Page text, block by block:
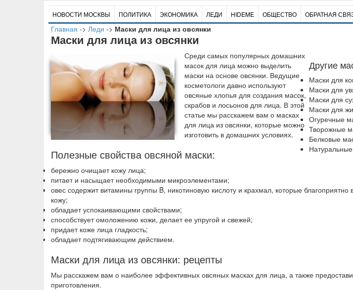
НОВОСТИ МОСКВЫ ПОЛИТИКА ЭКОНОМИКА ЛЕДИ HIDEME ОБЩЕСТВО ОБРАТНАЯ
Главная -> Леди -> Маски для лица из овсянки
Маски для лица из овсянки
Другие
Маски для
Маски для
Маски для
Маски для
Огуречные
Творожные
Белковые
Среди самых популярных домашних
масок для лица можно выделить
маски на основе овсянки. Ведущие
косметологи давно используют
овсяные хлопья для создания масок,
скрабов и лосьонов для лица. В этой
статье мы расскажем вам о масках
для лица из овсянки, которые можно
изготовить в домашних условиях.
Полезные свойства овсяной маски:
бережно очищает кожу лица;
питает и насыщает необходимыми микроэлементами;
овес содержит витамины группы B, никотиновую кислоту и крахмал, которые благоприятно
кожу;
обладает успокаивающими свойствами;
способствует омоложению кожи, делает ее упругой и свежей;
придает коже лица гладкость;
обладает подтягивающим действием.
Маски для лица из овсянки: рецепты
Мы расскажем вам о наиболее эффективных овсяных масках для лица, а также
приготовления.